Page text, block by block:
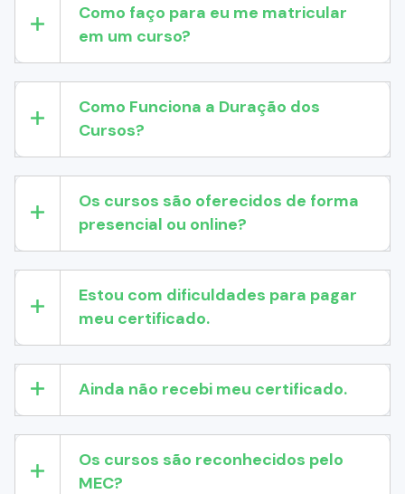
Como faço para eu me matricular
em um curso?
Como Funciona a Duração dos
Cursos?
Os cursos são oferecidos de forma
presencial ou online?
Estou com dificuldades para pagar
meu certificado.
Ainda não recebi meu certificado.
Os cursos são reconhecidos pelo
MEC?